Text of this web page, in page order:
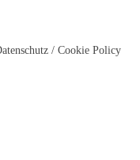
/ Cookie Policy